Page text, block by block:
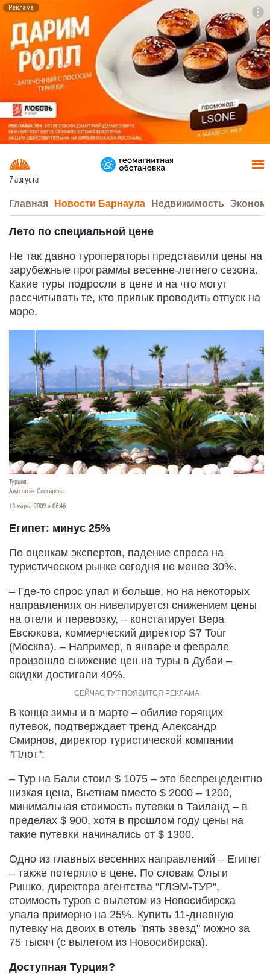
Реклама
7 августа
Главная Новости Барнаула Недвижимость
Лето по специальной цене
Не так давно туроператоры представили цены на
зарубежные программы весенне-летнего сезона.
Какие туры подросли в цене и на что могут
рассчитывать те, кто привык проводить отпуск на
море.
Турция.
Анастасия Снегирева
18 марта 2009 в 06:46
Египет: минус 25%
По оценкам экспертов, падение спроса на
туристическом рынке сегодня не менее 30%.
– Где-то спрос упал и больше, но на некоторых
направлениях он нивелируется снижением цены
на отели и перевозку, – констатирует Вера
Евсюкова, коммерческий директор S7 Tour
(Москва). – Например, в январе и феврале
произошло снижение цен на туры в Дубаи –
скидки достигали 40%.
В конце зимы и в марте – обилие горящих
путевок, подтверждает тренд Александр
Смирнов, директор туристической компании
"Плот":
– Тур на Бали стоил $ 1075 – это беспрецедентно
низкая цена, Вьетнам вместо $ 2000 – 1200,
минимальная стоимость путевки в Таиланд – в
пределах $ 900, хотя в прошлом году цены на
такие путевки начинались от $ 1300.
Одно из главных весенних направлений – Египет
– также потеряло в цене. По словам Ольги
Ришко, директора агентства "ГЛЭМ-ТУР",
стоимость туров с вылетом из Новосибирска
упала примерно на 25%. Купить 11-дневную
путевку на двоих в отель "пять звезд" можно за
75 тысяч (с вылетом из Новосибирска).
Доступная Турция?